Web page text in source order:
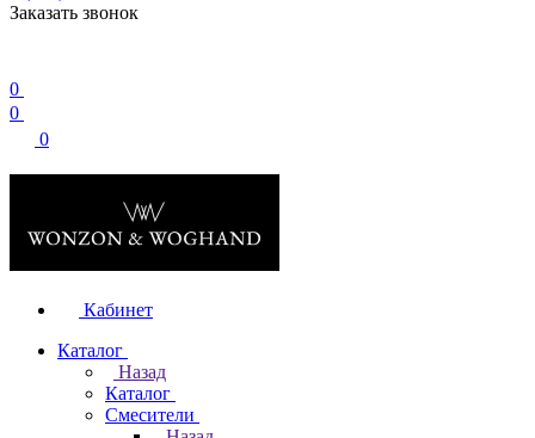
Заказать звонок
0
0
0
Кабинет
Каталог
Назад
Каталог
Смесители